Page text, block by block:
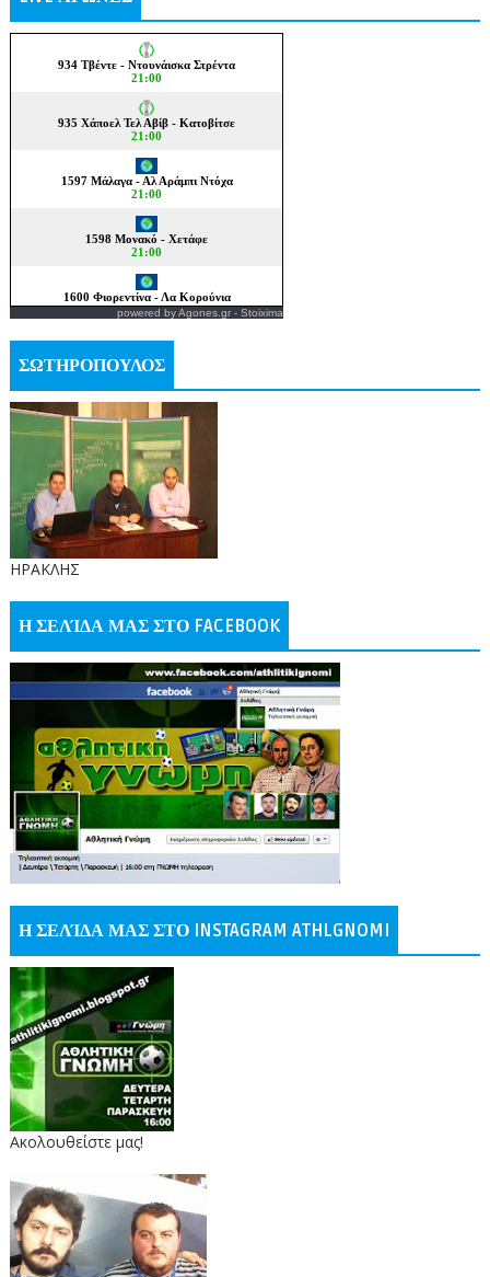
powered byAgones.gr- Stoixima
ΣΩΤΗΡΟΠΟΥΛΟΣ
ΗΡΑΚΛΗΣ
Η ΣΕΛΊΔΑ ΜΑΣ ΣΤΟ FACEBOOK
Η ΣΕΛΊΔΑ ΜΑΣ ΣΤΟ INSTAGRAM ATHLGNOMI
Ακολουθείστε μας!